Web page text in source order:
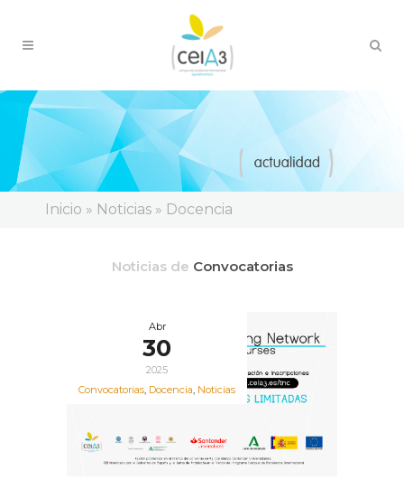
Inicio » Noticias » Docencia
Noticias de Convocatorias
Abr
30
2025
Convocatorias, Docencia, Noticias